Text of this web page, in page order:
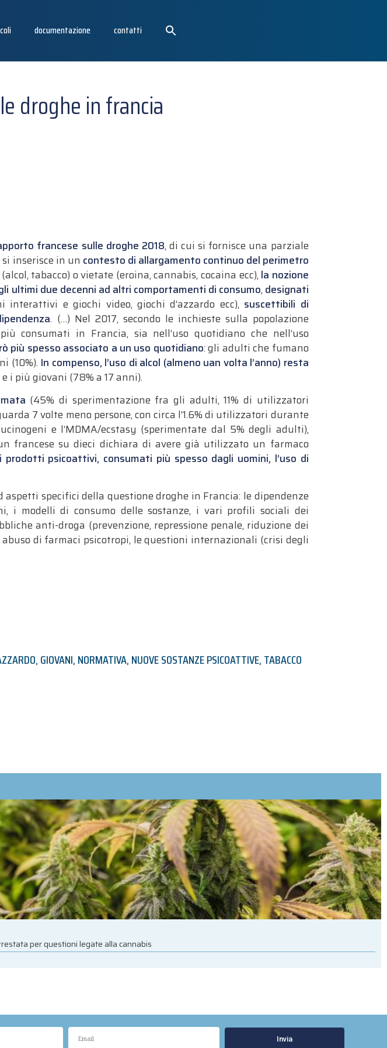
documentazione contatti
droghe in francia
francese sulle droghe 2018, di cui si fornisce una parziale
inserisce in un contesto di allargamento continuo del perimetro
tabacco) o vietate (eroina, cannabis, cocaina ecc), la nozione
ultimi due decenni ad altri comportamenti di consumo, designati
interattivi e giochi video, giochi d’azzardo ecc), suscettibili di
. (…) Nel 2017, secondo le inchieste sulla popolazione
consumati in Francia, sia nell’uso quotidiano che nell’uso
più spesso associato a un uso quotidiano: gli adulti che fumano
(10%). In compenso, l’uso di alcol (almeno uan volta l’anno) resta
i più giovani (78% a 17 anni).
(45% di sperimentazione fra gli adulti, 11% di utilizzatori
7 volte meno persone, con circa l’1.6% di utilizzatori durante
e l’MDMA/ecstasy (sperimentate dal 5% degli adulti),
francese su dieci dichiara di avere già utilizzato un farmaco
psicoattivi, consumati più spesso dagli uomini, l’uso di
specifici della questione droghe in Francia: le dipendenze
i modelli di consumo delle sostanze, i vari profili sociali dei
anti-droga (prevenzione, repressione penale, riduzione dei
di farmaci psicotropi, le questioni internazionali (crisi degli
,GIOVANI,NORMATIVA,NUOVE SOSTANZE PSICOATTIVE,TABACCO
per questioni legate alla cannabis
Invia